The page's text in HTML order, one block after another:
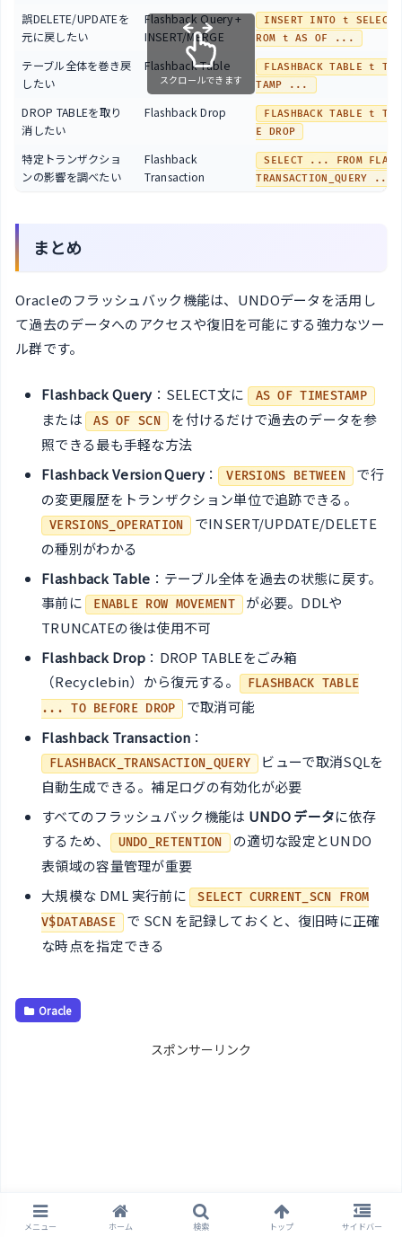
誤DELETE/UPDATEを
元に戻したい
Flashback Query +
INSERT/MERGE
INSERT INTO t
ROM t AS OF ...
テーブル全体を巻き戻
したい
Flashback Table
FLASHBACK TABLE t TO
TAMP ...
DROP TABLEを取り
消したい
Flashback Drop
FLASHBACK TABLE t TO
E DROP
特定トランザクショ
ンの影響を調べたい
Flashback
Transaction
SELECT ... FROM
TRANSACTION_QUERY ...
スクロールできます
まとめ
Oracleのフラッシュバック機能は、UNDOデータを活用し
て過去のデータへのアクセスや復旧を可能にする強力なツー
ル群です。
Flashback Query：SELECT文に AS OF TIMESTAMP
または AS OF SCN を付けるだけで過去のデータを参
照できる最も手軽な方法
Flashback Version Query： VERSIONS BETWEEN
で行
の変更履歴をトランザクション単位で追跡できる。
VERSIONS_OPERATION
でINSERT/UPDATE/DELETE
の種別がわかる
Flashback Table ：テーブル全体を過去の状態に戻す。
事前に
ENABLE ROW MOVEMENT が必要。DDLや
TRUNCATEの後は使用不可
Flashback Drop ：DROP TABLEをごみ箱
（Recyclebin）から復元する。
FLASHBACK TABLE
... TO BEFORE DROP
で取消可能
Flashback Transaction ：
FLASHBACK_TRANSACTION_QUERY
ビューで取消SQLを
自動生成できる。補足ログの有効化が必要
すべてのフラッシュバック機能は UNDO データに依存
するため、
UNDO_RETENTION
の適切な設定とUNDO
表領域の容量管理が重要
大規模な DML 実行前に SELECT CURRENT_SCN FROM
V$DATABASE
で SCN を記録しておくと、復旧時に正確
な時点を指定できる
Oracle
スポンサーリンク
メニュー ホーム 検索 トップ サイドバー